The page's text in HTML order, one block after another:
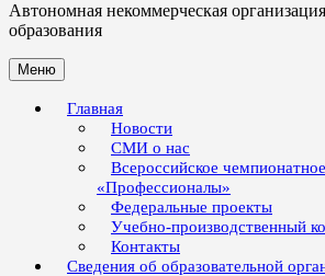
Автономная некоммерческая
образования
Меню
Главная
Новости
СМИ о нас
Всероссийское
«Профессионалы»
Федеральные проекты
Учебно-производственный
Контакты
Сведения об образовательной